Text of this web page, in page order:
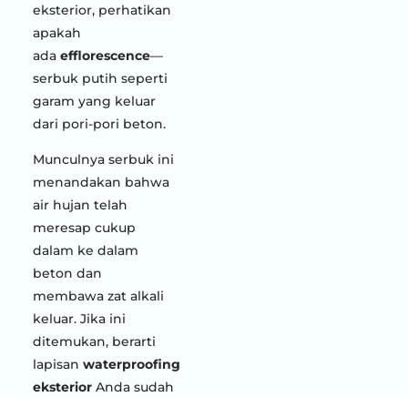
eksterior, perhatikan
apakah
ada efflorescence—
serbuk putih seperti
garam yang keluar
dari pori-pori beton.
Munculnya serbuk ini
menandakan bahwa
air hujan telah
meresap cukup
dalam ke dalam
beton dan
membawa zat alkali
keluar. Jika ini
ditemukan, berarti
lapisan waterproofing
eksterior Anda sudah